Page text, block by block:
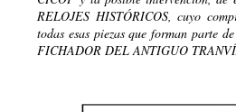
RELOJES HISTÓRICOS, cuyo
todas esas piezas que forman parte
FICHADOR DEL ANTIGUO